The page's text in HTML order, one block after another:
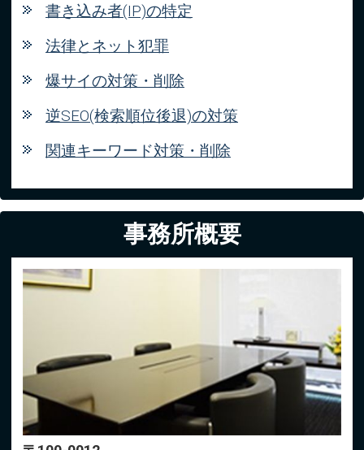
書き込み者(IP)の特定
法律とネット犯罪
爆サイの対策・削除
逆SEO(検索順位後退)の対策
関連キーワード対策・削除
事務所概要